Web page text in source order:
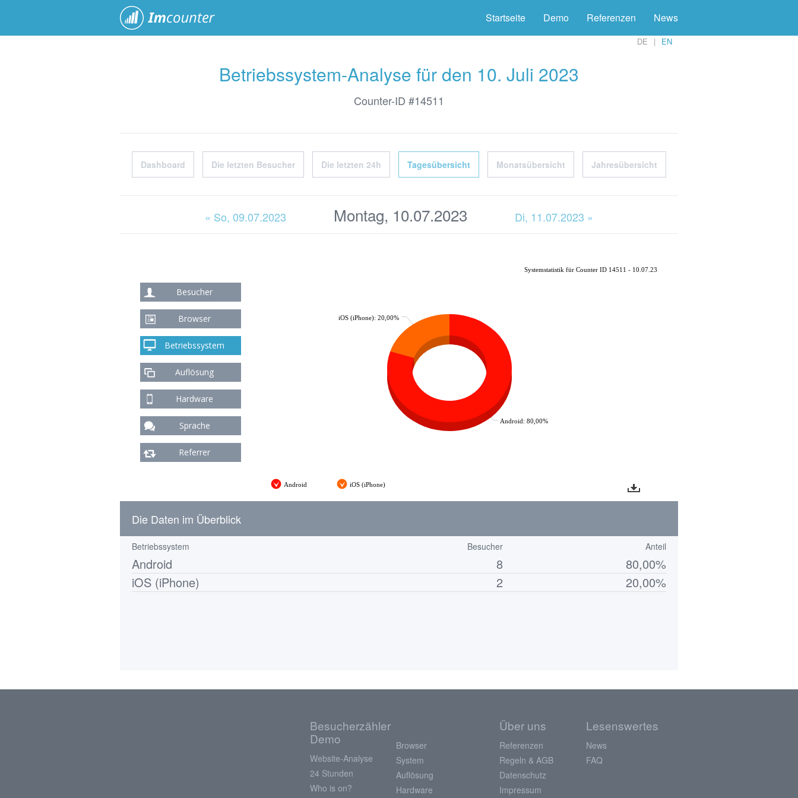
Startseite Demo Referenzen News
DE EN
Betriebssystem-Analyse für den 10. Juli 2023
Counter-ID #14511
Dashboard Die letzten Besucher Die letzten 24h Tagesübersicht Monatsübersicht Jahresübersicht
« So, 09.07.2023 Montag, 10.07.2023 Di, 11.07.2023 »
Besucher
Browser
Betriebssystem
Auflösung
Hardware
Sprache
Referrer
iOS (iPhone): 20,00%
Android: 80,00%
Systemstatistik für Counter ID 14511 - 10.07.23
Android iOS (iPhone)
Die Daten im Überblick
Betriebssystem Besucher Anteil
Android 8
80,00%
iOS (iPhone)
2 20,00%
Besucherzähler
Demo
Website-Analyse
24 Stunden
Who is on?
Browser
System
Auflösung
Hardware
Über uns
Referenzen
Regeln & AGB
Datenschutz
Impressum
Lesenswertes
News
FAQ